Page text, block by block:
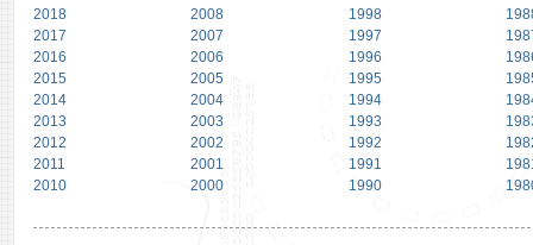
2018
2017
2016
2015
2014
2013
2012
2011
2010
2008
2007
2006
2005
2004
2003
2002
2001
2000
1998
1997
1996
1995
1994
1993
1992
1991
1990